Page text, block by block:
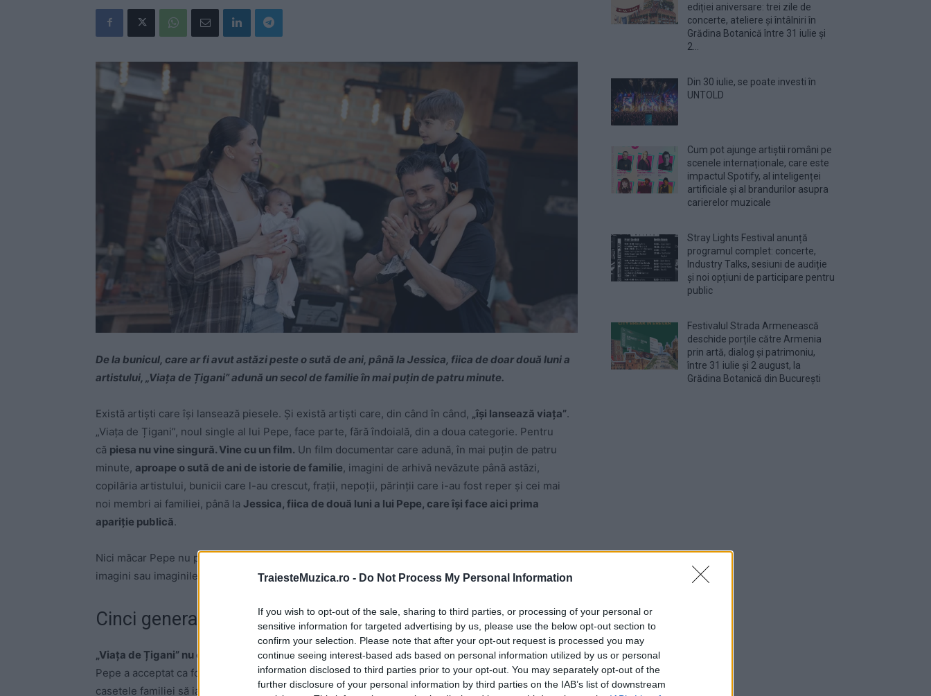
TraiesteMuzica.ro - Do Not Process My Personal Information
If you wish to opt-out of the sale, sharing to third parties, or processing of your personal or
sensitive information for targeted advertising by us, please use the below opt-out section to
confirm your selection. Please note that after your opt-out request is processed you may
continue seeing interest-based ads based on personal information utilized by us or personal
information disclosed to third parties prior to your opt-out. You may separately opt-out of the
further disclosure of your personal information by third parties on the IAB’s list of downstream
De la bunicul, care ar fi avut astăzi peste o sută de ani, până la Jessica, fiica de doar două luni a
artistului, „Viața de Țigani” adună un secol de familie în mai puţin de patru minute.
Există artiști care își lansează piesele. Și există artiști care, din când în când, „își lansează viața”.
„Viața de Țigani”, noul single al lui Pepe, face parte, fără îndoială, din a doua categorie. Pentru
că piesa nu vine singură. Vine cu un film. Un film documentar care adună, în mai puțin de patru
minute, aproape o sută de ani de istorie de familie, imagini de arhivă nevăzute până astăzi,
copilăria artistului, bunicii care l-au crescut, frații, nepoții, părinții care i-au fost reper și cei mai
noi membri ai familiei, până la Jessica, fiica de două luni a lui Pepe, care își face aici prima
apariție publică.
Nici măcar Pepe nu poate spune cu siguranță ce s-a născut mai întâi: piesa care căuta aceste
imagini sau imaginile care căutau o piesă. Cert este că,odată întâlnite, nu mai pot fi despărțite.
Cinci generații, o sută de ani, un singur film
„Viața de Țigani” nu este un videoclip. Este o arhivă deschisă.Pentru prima oară în cariera lui,
Pepe a acceptat ca fotografii, filmări și momente păstrate zeci de ani în cutii, în albume și în
casetele familiei să iasă la lumină și să devină, împreună, un singur film despre familia lui.
ediției aniversare: trei zile de
concerte, ateliere și întâlniri în
Grădina Botanică între 31 iulie și
2...
Din 30 iulie, se poate investi în
UNTOLD
Cum pot ajunge artiștii români pe
scenele internaționale, care este
impactul Spotify, al inteligenței
artificiale și al brandurilor asupra
carierelor muzicale
Stray Lights Festival anunță
programul complet: concerte,
Industry Talks, sesiuni de audiție
și noi opțiuni de participare pentru
public
Festivalul Strada Armenească
deschide porțile către Armenia
prin artă, dialog și patrimoniu,
între 31 iulie și 2 august, la
Grădina Botanică din București